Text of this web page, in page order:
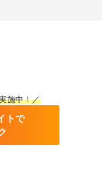
施中！／
トで